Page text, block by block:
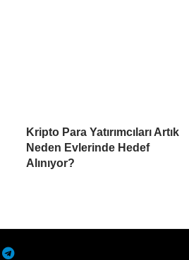
Kripto Para Yatırımcıları Artık
Neden Evlerinde Hedef
Alınıyor?